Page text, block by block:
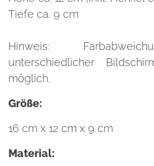
Tiefe ca. 9 cm
Hinweis:
unterschiedlicher
möglich.
Größe:
16 cm x 12 cm x 9 cm
Material: